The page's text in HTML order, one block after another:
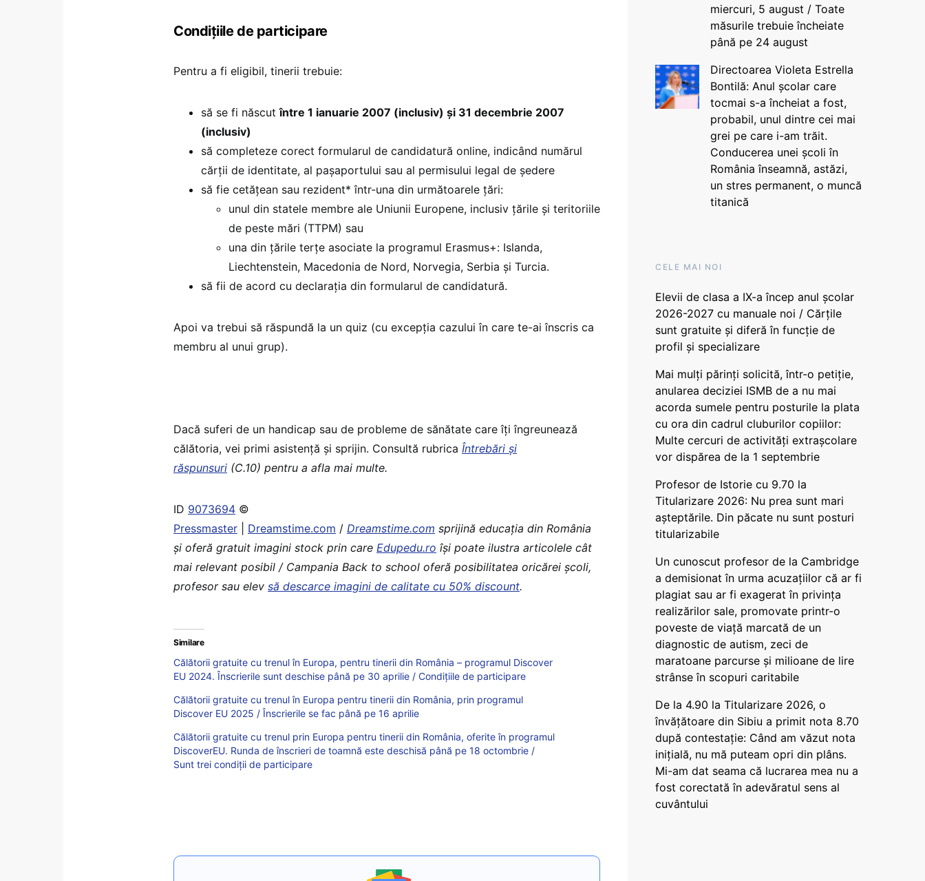
Condițiile de participare
Pentru a fi eligibil, tinerii trebuie:
să se fi născutîntre 1 ianuarie 2007 (inclusiv) și 31 decembrie 2007
(inclusiv)
să completeze corect formularul de candidatură online, indicând numărul
cărții de identitate, al pașaportului sau al permisului legal de ședere
să fie cetățean sau rezident* într-una din următoarele țări:
unul din statele membre ale Uniunii Europene, inclusiv țările și teritoriile
de peste mări (TTPM) sau
una din țările terțe asociate la programul Erasmus+: Islanda,
Liechtenstein, Macedonia de Nord, Norvegia, Serbia și Turcia.
să fii de acord cu declarația din formularul de candidatură.
Apoi va trebui să răspundă la un quiz (cu excepția cazului în care te-ai înscris ca
membru al unui grup).
Dacă suferi de un handicap sau de probleme de sănătate care îți îngreunează
călătoria, vei primi asistență și sprijin. Consultă rubrica Întrebări și
răspunsuri (C.10) pentru a afla mai multe.
ID 9073694 ©
Pressmaster
Dreamstime.com / Dreamstime.com sprijină educaţia din România
şi oferă gratuit imagini stock prin care Edupedu.ro îşi poate ilustra articolele cât
mai relevant posibil / Campania Back to school oferă posibilitatea oricărei școli,
profesor sau elev să descarce imagini de calitate cu 50% discount.
Similare
Călătorii gratuite cu trenul în Europa, pentru tinerii din România – programul Discover
EU 2024. Înscrierile sunt deschise până pe 30 aprilie / Condițiile de participare
Călătorii gratuite cu trenul în Europa pentru tinerii din România, prin programul
Discover EU 2025 / Înscrierile se fac până pe 16 aprilie
Călătorii gratuite cu trenul prin Europa pentru tinerii din România, oferite în programul
DiscoverEU. Runda de înscrieri de toamnă este deschisă până pe 18 octombrie /
Sunt trei condiții de participare
miercuri, 5 august / Toate
măsurile trebuie încheiate
până pe 24 august
Directoarea Violeta Estrella
Bontilă: Anul școlar care
tocmai s-a încheiat a fost,
probabil, unul dintre cei mai
grei pe care i-am trăit.
Conducerea unei școli în
România înseamnă, astăzi,
un stres permanent, o muncă
titanică
CELE MAI NOI
Elevii de clasa a IX-a încep anul școlar
2026-2027 cu manuale noi / Cărțile
sunt gratuite și diferă în funcție de
profil și specializare
Mai mulți părinți solicită, într-o petiție,
anularea deciziei ISMB de a nu mai
acorda sumele pentru posturile la plata
cu ora din cadrul cluburilor copiilor:
Multe cercuri de activități extrașcolare
vor dispărea de la 1 septembrie
Profesor de Istorie cu 9.70 la
Titularizare 2026: Nu prea sunt mari
așteptările. Din păcate nu sunt posturi
titularizabile
Un cunoscut profesor de la Cambridge
a demisionat în urma acuzațiilor că ar fi
plagiat sau ar fi exagerat în privința
realizărilor sale, promovate printr-o
poveste de viață marcată de un
diagnostic de autism, zeci de
maratoane parcurse și milioane de lire
strânse în scopuri caritabile
De la 4.90 la Titularizare 2026, o
învățătoare din Sibiu a primit nota 8.70
după contestație: Când am văzut nota
inițială, nu mă puteam opri din plâns.
Mi-am dat seama că lucrarea mea nu a
fost corectată în adevăratul sens al
cuvântului